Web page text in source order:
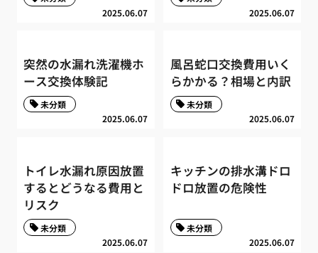
2025.06.07 2025.06.07
突然の水漏れ洗濯機ホ
ース交換体験記
2025.06.07
未分類
風呂蛇口交換費用いく
らかかる？相場と内訳
2025.06.07
未分類
トイレ水漏れ原因放置
するとどうなる費用と
リスク
2025.06.07
未分類
キッチンの排水溝ドロ
ドロ放置の危険性
2025.06.07
未分類